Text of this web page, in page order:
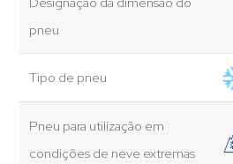
pneu
Tipo de pneu
Pneu para utilização em
condições de neve extremas